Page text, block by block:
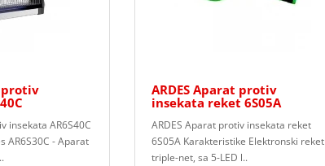
protiv
insekata AR6S40C
AR6S30C - Aparat
ARDES Aparat protiv
insekata reket 6S05A
ARDES Aparat protiv insekata reket
6S05A Karakteristike Elektronski reket
triple-net, sa 5-LED l..